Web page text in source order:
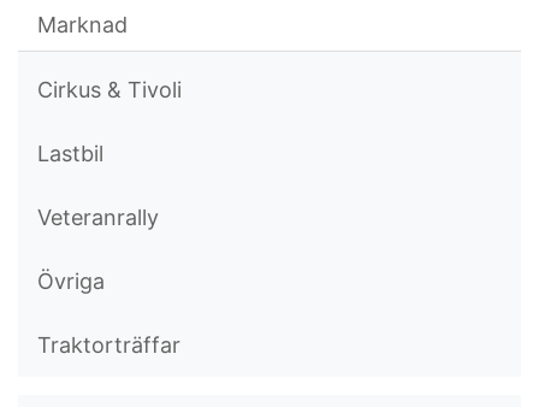
Marknad
Cirkus & Tivoli
Lastbil
Veteranrally
Övriga
Traktorträffar